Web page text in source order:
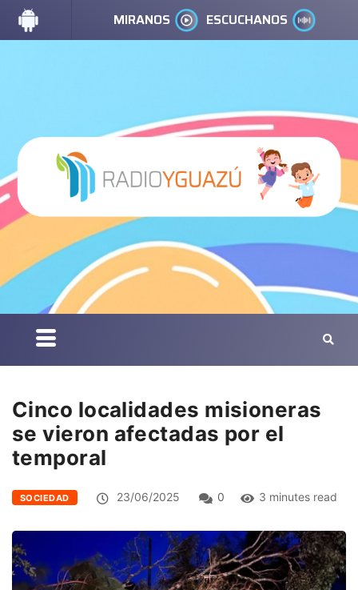
MIRANOS ESCUCHANOS
Cinco localidades misioneras
se vieron afectadas por el
temporal
SOCIEDAD 23/06/2025 0 3 minutes read